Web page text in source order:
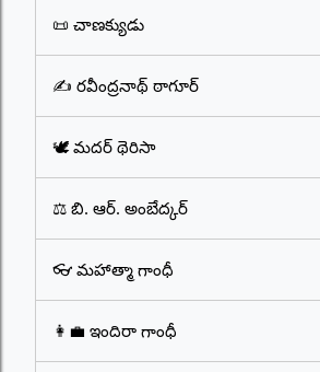
📜 చాణక్యుడు
✍️ రవీంద్రనాథ్ ఠాగూర్
🕊️ మదర్ థెరిసా
⚖️ బి. ఆర్. అంబేద్కర్
👓 మహాత్మా గాంధీ
👩‍💼 ఇందిరా గాంధీ